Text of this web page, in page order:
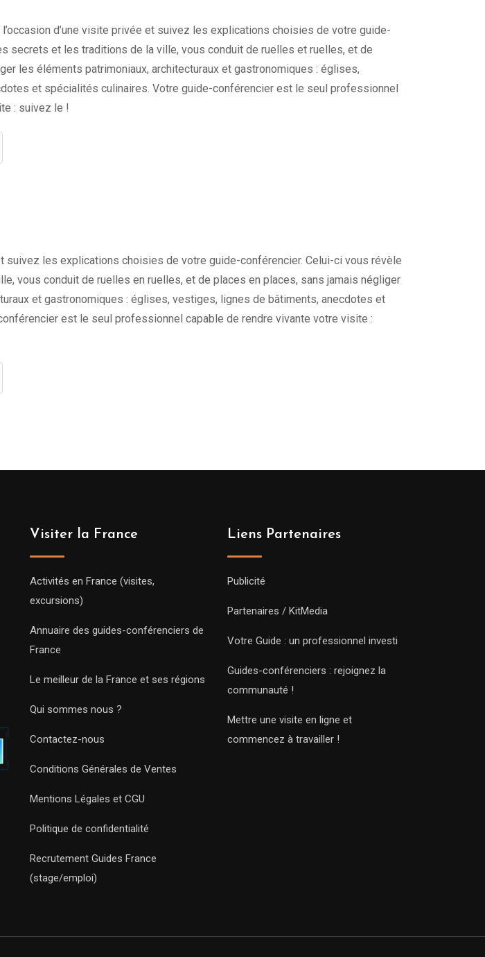
d’une visite privée et suivez les explications choisies de votre guide-
secrets et les traditions de la ville, vous conduit de ruelles et ruelles, et de
les éléments patrimoniaux, architecturaux et gastronomiques : églises,
et spécialités culinaires. Votre guide-conférencier est le seul professionnel
: suivez le !
suivez les explications choisies de votre guide-conférencier. Celui-ci vous révèle
vous conduit de ruelles en ruelles, et de places en places, sans jamais négliger
et gastronomiques : églises, vestiges, lignes de bâtiments, anecdotes et
est le seul professionnel capable de rendre vivante votre visite :
Visiter la France
Activités en France (visites,
excursions)
Annuaire des guides-conférenciers de
France
Le meilleur de la France et ses régions
Qui sommes nous ?
Contactez-nous
Conditions Générales de Ventes
Mentions Légales et CGU
Politique de confidentialité
Recrutement Guides France
(stage/emploi)
Liens Partenaires
Publicité
Partenaires / KitMedia
Votre Guide : un professionnel investi
Guides-conférenciers : rejoignez la
communauté !
Mettre une visite en ligne et
commencez à travailler !